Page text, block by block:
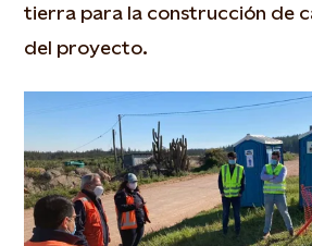
tierra para la construcción de
del proyecto.